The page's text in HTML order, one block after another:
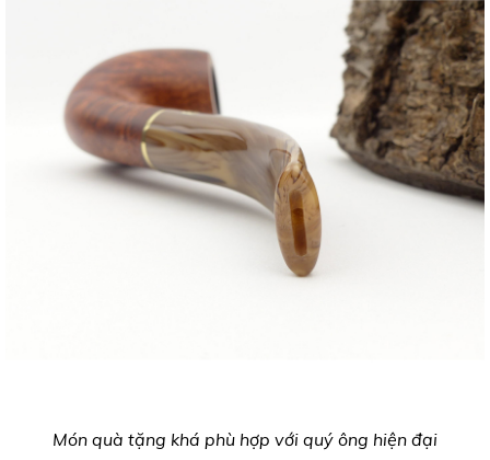
Món quà tặng khá phù hợp với quý ông hiện đại